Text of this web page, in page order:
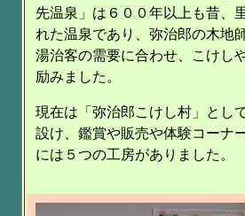
先温泉」は６００年以上も昔、
れた温泉であり、弥治郎の木地
湯治客の需要に合わせ、こけし
励みました。
現在は「弥治郎こけし村」とし
設け、鑑賞や販売や体験コーナ
には５つの工房がありました。